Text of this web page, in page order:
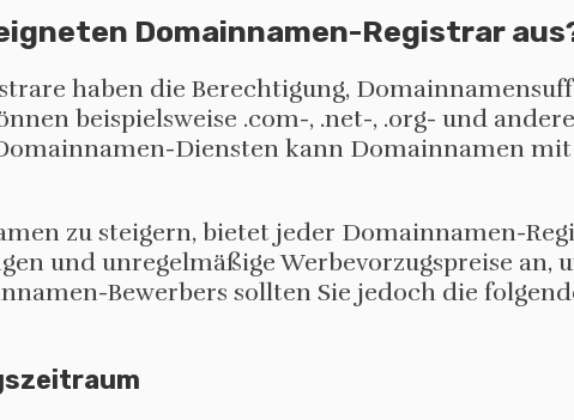
Domainnamen-Registrar
haben die Berechtigung,
beispielsweise .com-, .net-, .org- und
Diensten kann Domainnamen
zu steigern, bietet jeder Domainnamen-
und unregelmäßige Werbevorzugspreise an,
Bewerbers sollten Sie jedoch die